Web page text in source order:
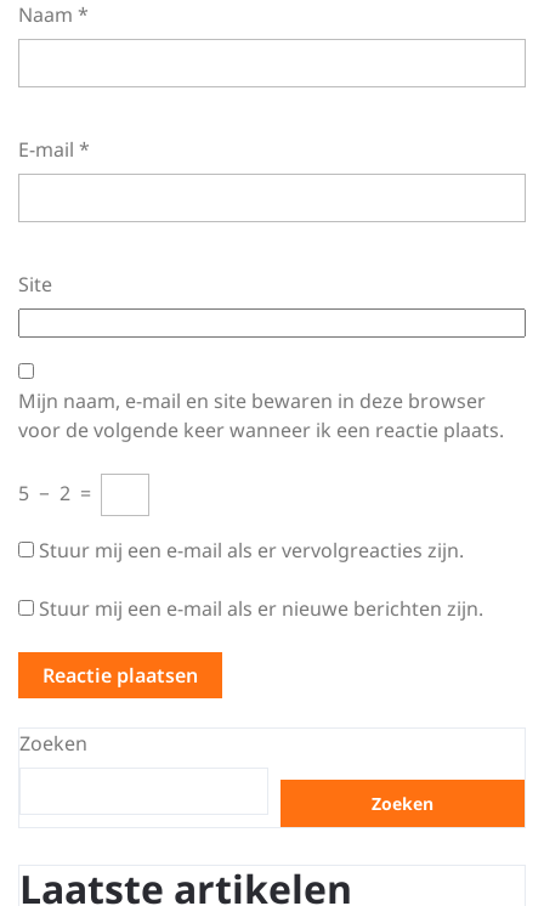
Naam *
E-mail *
Site
Mijn naam, e-mail en site bewaren in deze browser
voor de volgende keer wanneer ik een reactie plaats.
5 − 2 =
Stuur mij een e-mail als er vervolgreacties zijn.
Stuur mij een e-mail als er nieuwe berichten zijn.
Zoeken
Zoeken
Laatste artikelen